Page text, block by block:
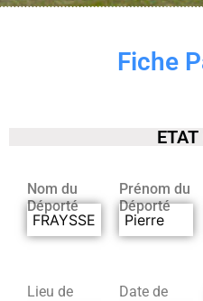
Fiche
Nom du
Déporté
FRAYSSE
Prénom du
Déporté
Pierre
Lieu de
Date de